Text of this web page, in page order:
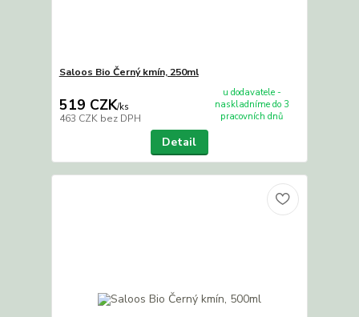
Saloos Bio Černý kmín, 250ml
519 CZK/ks
463 CZK bez DPH
u dodavatele -
naskladníme do 3
pracovních dnů
Detail